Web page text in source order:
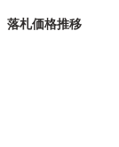
落札価格推移